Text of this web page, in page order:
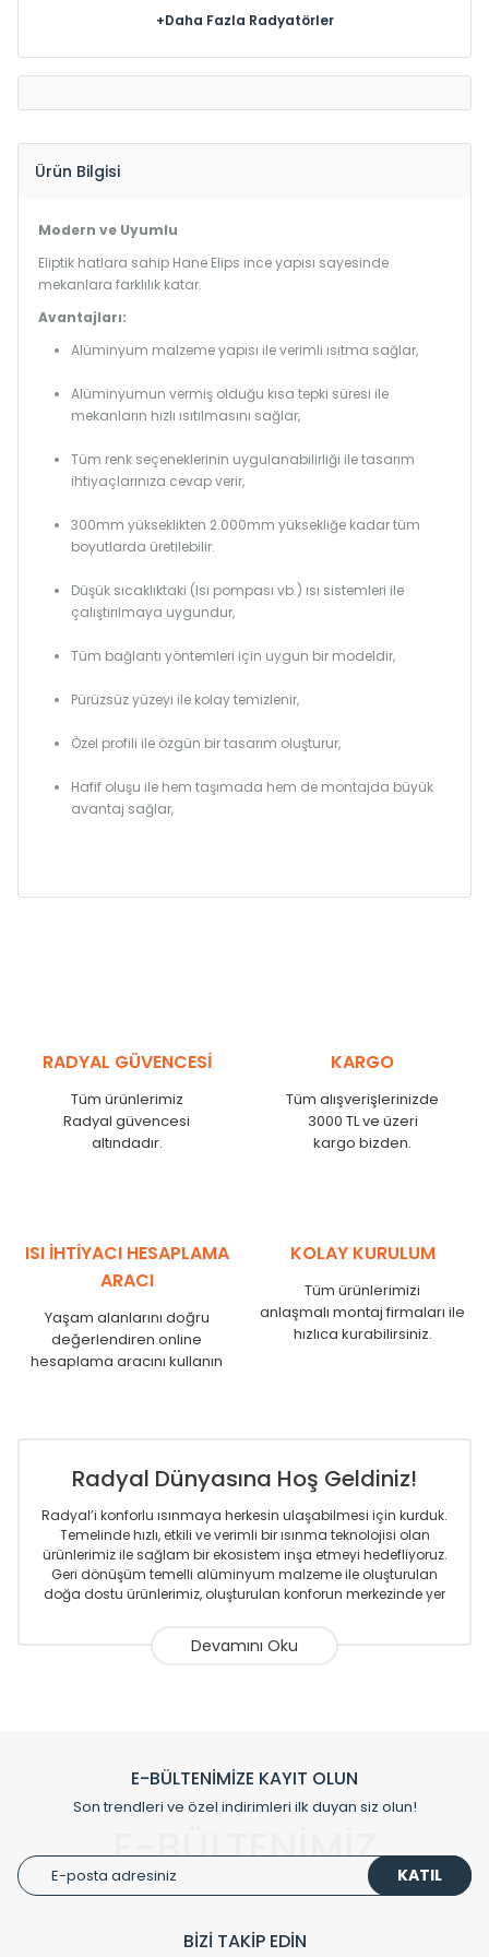
+Daha Fazla Radyatörler
Ürün Bilgisi
Modern ve Uyumlu
Eliptik hatlara sahip Hane Elips ince yapısı sayesinde
mekanlara farklılık katar.
Avantajları:
Alüminyum malzeme yapısı ile verimli ısıtma sağlar,
Alüminyumun vermiş olduğu kısa tepki süresi ile
mekanların hızlı ısıtılmasını sağlar,
Tüm renk seçeneklerinin uygulanabilirliği ile tasarım
ihtiyaçlarınıza cevap verir,
300mm yükseklikten 2.000mm yüksekliğe kadar tüm
boyutlarda üretilebilir.
Düşük sıcaklıktaki (Isı pompası vb.) ısı sistemleri ile
çalıştırılmaya uygundur,
Tüm bağlantı yöntemleri için uygun bir modeldir,
Pürüzsüz yüzeyi ile kolay temizlenir,
Özel profili ile özgün bir tasarım oluşturur,
Hafif oluşu ile hem taşımada hem de montajda büyük
avantaj sağlar,
RADYAL GÜVENCESİ
Tüm ürünlerimiz
Radyal güvencesi
altındadır.
KARGO
Tüm alışverişlerinizde
3000 TL ve üzeri
kargo bizden.
ISI İHTİYACI HESAPLAMA
ARACI
Yaşam alanlarını doğru
değerlendiren online
hesaplama aracını kullanın
KOLAY KURULUM
Tüm ürünlerimizi
anlaşmalı montaj firmaları ile
hızlıca kurabilirsiniz.
Radyal Dünyasına Hoş Geldiniz!
Radyal’i konforlu ısınmaya herkesin ulaşabilmesi için kurduk.
Temelinde hızlı, etkili ve verimli bir ısınma teknolojisi olan
ürünlerimiz ile sağlam bir ekosistem inşa etmeyi hedefliyoruz.
Geri dönüşüm temelli alüminyum malzeme ile oluşturulan
doğa dostu ürünlerimiz, oluşturulan konforun merkezinde yer
Sizlere sunmakta olduğumuz Alüminyum Radyatör ve
gurur duymaktadır. Avrupa’ya yapmakta olduğu ihracat ile
de ürünlerinde sadece tasarımın ön planda olmadığını aynı
zamanda kalite olarak ta en üst seviyede olduğunu
Çevreci ve yeşil enerji yaklaşımlarıyla ve sıfır karbon ayak izi
hedefiyle üretim yapan Radyal çevreye duyarlı üretim
E-BÜLTENİMİZE KAYIT OLUN
Son trendleri ve özel indirimleri ilk duyan siz olun!
E-BÜLTENİMİZ KATIL
BİZİ TAKİP EDİN